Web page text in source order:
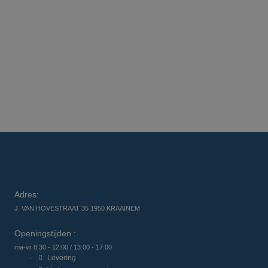
Adres:
J. VAN HOVESTRAAT 35 1950 KRAAINEM
Openingstijden :
ma-vr 8:30 - 12:00 / 13:00 - 17:00
Levering